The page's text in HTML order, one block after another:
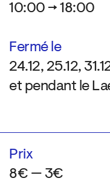
10:00 → 18:00
Fermé le
24.12, 25.12,
et pendant le
Prix
8€ — 3€